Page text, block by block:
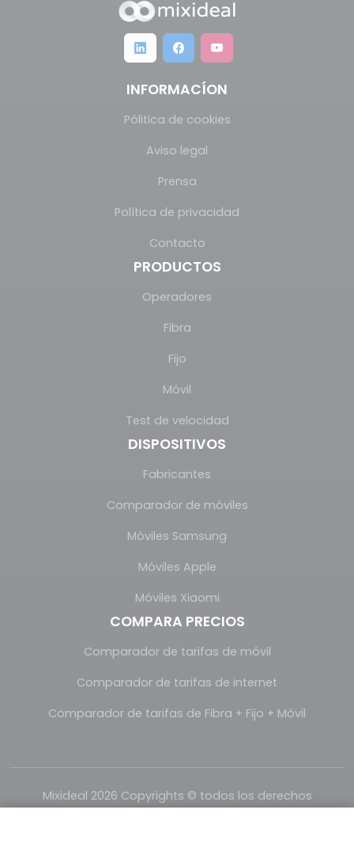
INFORMACÍON
Pólitica de cookies
Aviso legal
Prensa
Política de privacidad
Contacto
PRODUCTOS
Operadores
Fibra
Fijo
Móvil
Test de velocidad
DISPOSITIVOS
Fabricantes
Comparador de móviles
Móviles Samsung
Móviles Apple
Móviles Xiaomi
COMPARA PRECIOS
Comparador de tarifas de móvil
Comparador de tarifas de internet
Comparador de tarifas de Fibra + Fijo + Móvil
Mixideal 2026 Copyrights © todos los derechos